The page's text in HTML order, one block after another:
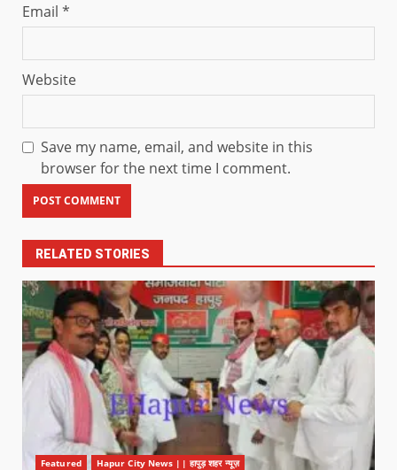
Email *
Website
Save my name, email, and website in this
browser for the next time I comment.
RELATED STORIES
Featured Hapur City News || हापुड़ शहर न्यूज़